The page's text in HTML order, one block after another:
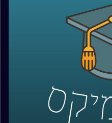
רכשה קבוצות כדורגל כמו
בעשרות מיליארדים ולפי
עם מנהיגים
המטרה האמיתית היא
דעת קהל עולמית.
תקשורת אחד אל-ג'זירה.
לאחד המשפיעים בעולם,